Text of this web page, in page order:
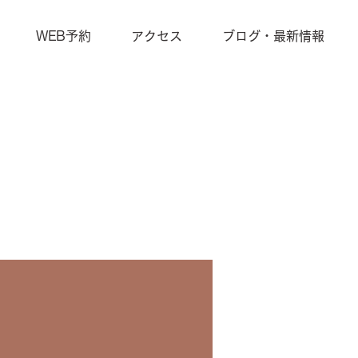
WEB予約 アクセス ブログ・最新情報